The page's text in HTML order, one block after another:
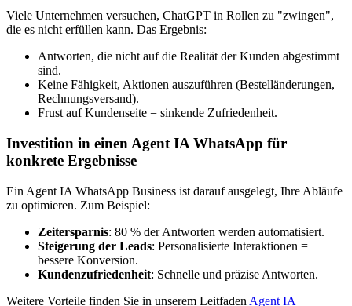
Viele Unternehmen versuchen, ChatGPT in Rollen zu "zwingen",
die es nicht erfüllen kann. Das Ergebnis:
Antworten, die nicht auf die Realität der Kunden abgestimmt
sind.
Keine Fähigkeit, Aktionen auszuführen (Bestelländerungen,
Rechnungsversand).
Frust auf Kundenseite = sinkende Zufriedenheit.
Investition in einen Agent IA WhatsApp für
konkrete Ergebnisse
Ein Agent IA WhatsApp Business ist darauf ausgelegt, Ihre Abläufe
zu optimieren. Zum Beispiel:
Zeitersparnis: 80 % der Antworten werden automatisiert.
Steigerung der Leads: Personalisierte Interaktionen =
bessere Konversion.
Kundenzufriedenheit: Schnelle und präzise Antworten.
Weitere Vorteile finden Sie in unserem Leitfaden Agent IA